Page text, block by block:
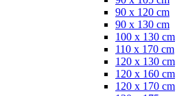
90 x 120 cm
90 x 130 cm
100 x 130 cm
110 x 170 cm
120 x 130 cm
120 x 160 cm
120 x 170 cm